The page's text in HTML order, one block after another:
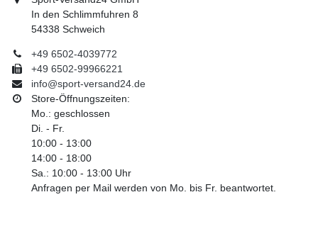
In den Schlimmfuhren 8
54338 Schweich
+49 6502-4039772
+49 6502-99966221
info@sport-versand24.de
Store-Öffnungszeiten:
Mo.: geschlossen
Di. - Fr.
10:00 - 13:00
14:00 - 18:00
Sa.: 10:00 - 13:00 Uhr
Anfragen per Mail werden von Mo. bis Fr. beantwortet.